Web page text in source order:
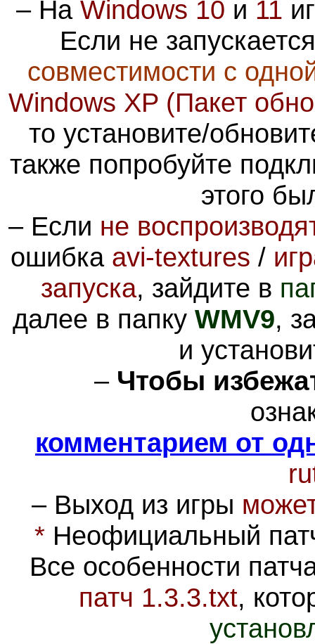
– На Windows 10 и 11
Если не
совместимости с
Windows XP (Пакет
то установите/
также попробуйте
этого
– Если не
ошибка avi-textures /
запуска, зайдите в
далее в папку WMV9,
и
– Чтобы
комментарием от
– Выход из игры
* Неофициальный
Все особенности
патч 1.3.3.txt,